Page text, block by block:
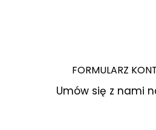
FORMULARZ
Umów się z nami